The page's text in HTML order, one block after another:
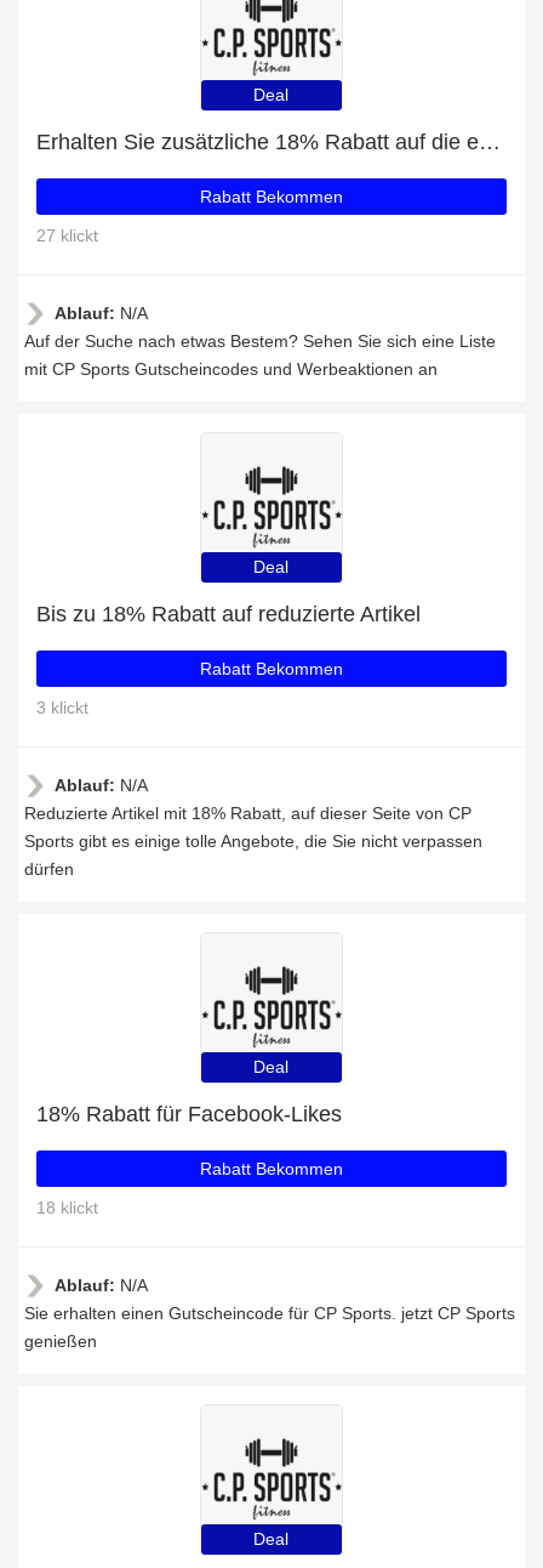
Deal
Erhalten Sie zusätzliche 18% Rabatt auf die erste Bestellung
Rabatt Bekommen
27 klickt
Ablauf: N/A
Auf der Suche nach etwas Bestem? Sehen Sie sich eine Liste
mit CP Sports Gutscheincodes und Werbeaktionen an
Deal
Bis zu 18% Rabatt auf reduzierte Artikel
Rabatt Bekommen
3 klickt
Ablauf: N/A
Reduzierte Artikel mit 18% Rabatt, auf dieser Seite von CP
Sports gibt es einige tolle Angebote, die Sie nicht verpassen
dürfen
Deal
18% Rabatt für Facebook-Likes
Rabatt Bekommen
18 klickt
Ablauf: N/A
Sie erhalten einen Gutscheincode für CP Sports. jetzt CP Sports
genießen
Deal